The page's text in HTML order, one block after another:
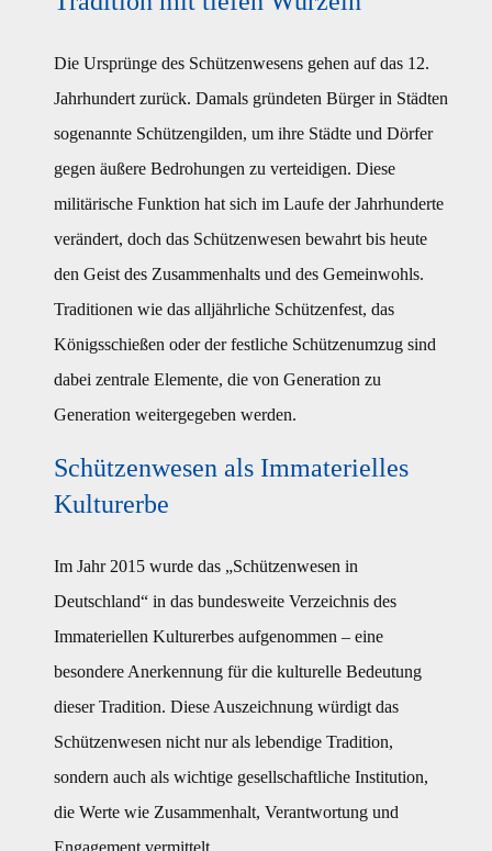
Die Ursprünge des Schützenwesens gehen auf das 12.
Jahrhundert zurück. Damals gründeten Bürger in Städten
sogenannte Schützengilden, um ihre Städte und Dörfer
gegen äußere Bedrohungen zu verteidigen. Diese
militärische Funktion hat sich im Laufe der Jahrhunderte
verändert, doch das Schützenwesen bewahrt bis heute
den Geist des Zusammenhalts und des Gemeinwohls.
Traditionen wie das alljährliche Schützenfest, das
Königsschießen oder der festliche Schützenumzug sind
dabei zentrale Elemente, die von Generation zu
Generation weitergegeben werden.
Schützenwesen als Immaterielles
Kulturerbe
Im Jahr 2015 wurde das „Schützenwesen in
Deutschland“ in das bundesweite Verzeichnis des
Immateriellen Kulturerbes aufgenommen – eine
besondere Anerkennung für die kulturelle Bedeutung
dieser Tradition. Diese Auszeichnung würdigt das
Schützenwesen nicht nur als lebendige Tradition,
sondern auch als wichtige gesellschaftliche Institution,
die Werte wie Zusammenhalt, Verantwortung und
Engagement vermittelt.